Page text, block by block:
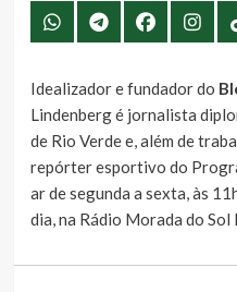
Idealizador e fundador do
Lindenberg é jornalista
de Rio Verde e, além de
repórter esportivo do
ar de segunda a sexta, às
dia, na Rádio Morada do Sol